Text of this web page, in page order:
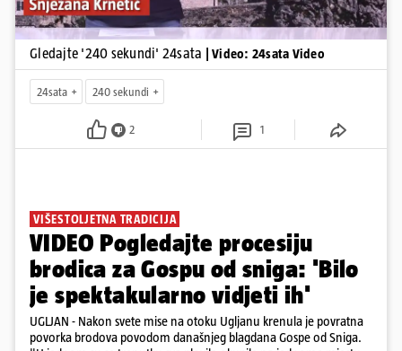
Gledajte '240 sekundi' 24sata | Video: 24sata Video
24sata 240 sekundi
2 1
VIŠESTOLJETNA TRADICIJA
VIDEO Pogledajte procesiju
brodica za Gospu od sniga: 'Bilo
je spektakularno vidjeti ih'
UGLJAN - Nakon svete mise na otoku Ugljanu krenula je povratna
povorka brodova povodom današnjeg blagdana Gospe od Sniga.